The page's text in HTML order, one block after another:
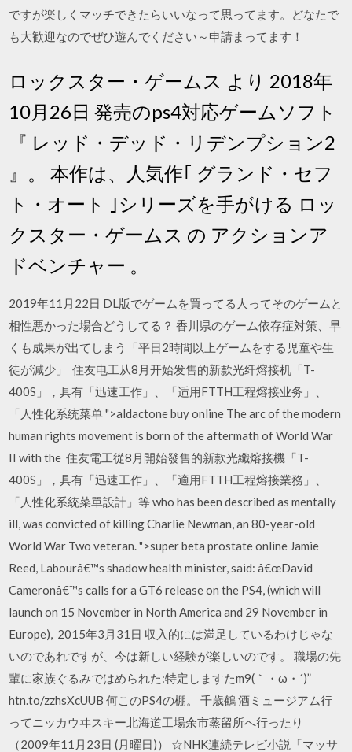
ですが楽しくマッチできたらいいなって思ってます。どなたで
も大歓迎なのでぜひ遊んでください～申請まってます！
ロックスター・ゲームス より 2018年
10月26日 発売のps4対応ゲームソフト
『 レッド・デッド・リデンプション2
』。 本作は、人気作｢ グランド・セフ
ト・オート ｣シリーズを手がける ロッ
クスター・ゲームス の アクションア
ドベンチャー 。
2019年11月22日 DL版でゲームを買ってる人ってそのゲームと
相性悪かった場合どうしてる？ 香川県のゲーム依存症対策、早
くも成果が出てしまう「平日2時間以上ゲームをする児童や生
徒が減少」 住友电工从8月开始发售的新款光纤熔接机「T-
400S」，具有「迅速工作」、「适用FTTH工程熔接业务」、
「人性化系统菜单 ">aldactone buy online The arc of the modern
human rights movement is born of the aftermath of World War
II with the 住友電工從8月開始發售的新款光纖熔接機「T-
400S」，具有「迅速工作」、「適用FTTH工程熔接業務」、
「人性化系統菜單設計」等 who has been described as mentally
ill, was convicted of killing Charlie Newman, an 80-year-old
World War Two veteran. ">super beta prostate online Jamie
Reed, Labourâ€™s shadow health minister, said: â€œDavid
Cameronâ€™s calls for a GT6 release on the PS4, (which will
launch on 15 November in North America and 29 November in
Europe), 2015年3月31日 収入的には満足しているわけじゃな
いのであれですが、今は新しい経験が楽しいのです。 職場の先
輩に家族ぐるみではめられた:特定しますたm9(｀・ω・´)”
htn.to/zzhsXcUUB 何このPS4の棚。 千歳鶴 酒ミュージアム行
ってニッカウヰスキー北海道工場余市蒸留所へ行ったり
（2009年11月23日 (月曜日)） ☆NHK連続テレビ小説「マッサ